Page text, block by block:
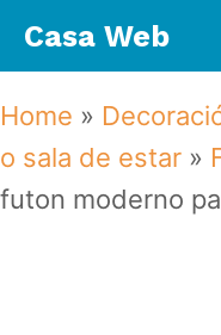
Saltar
contenido
Casa Web
Home »
o sala de estar »
futon moderno